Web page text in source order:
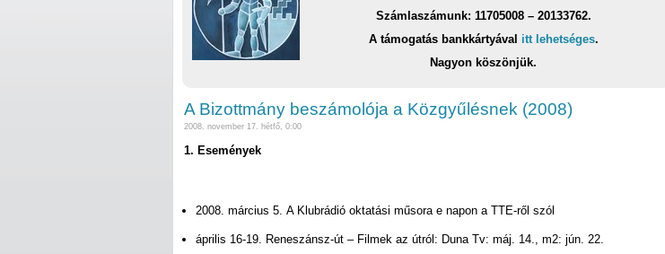
Számlaszámunk: 11705008 – 20133762.
A támogatás bankkártyával itt lehetséges.
Nagyon köszönjük.
A Bizottmány beszámolója a Közgyűlésnek (2008)
2008. november 17. hétfő, 0:00
1. Események
2008. március 5. A Klubrádió oktatási műsora e napon a TTE-ről szól
április 16-19. Reneszánsz-út – Filmek az útról: Duna Tv: máj. 14., m2: jún. 22.